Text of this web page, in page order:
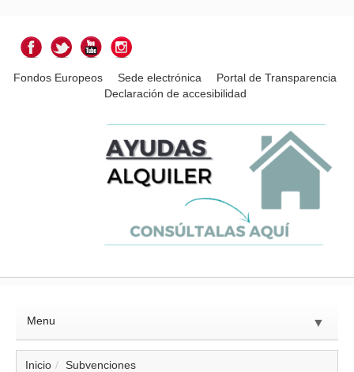
Fondos Europeos Sede electrónica
Portal de Transparencia
Declaración de accesibilidad
Menu ▼
Inicio
Subvenciones